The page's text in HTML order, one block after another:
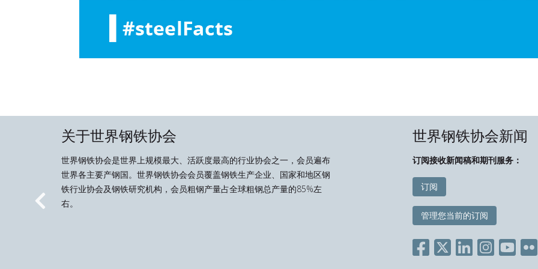
关于世界钢铁协会
世界钢铁协会是世界上规模最大、活跃度最高的行业协会之一，会员遍布
世界各主要产钢国。世界钢铁协会会员覆盖钢铁生产企业、国家和地区钢
铁行业协会及钢铁研究机构，会员粗钢产量占全球粗钢总产量的85%左
右。
世界钢铁协会新闻
订阅接收新闻稿和期刊服务：
订阅
管理您当前的订阅
Previous